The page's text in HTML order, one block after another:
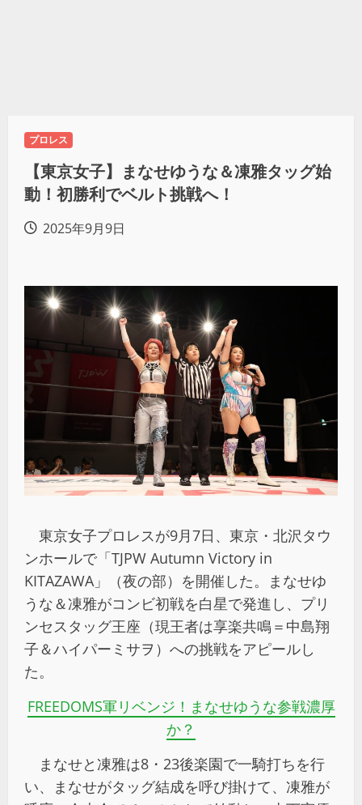
プロレス
【東京女子】まなせゆうな＆凍雅タッグ始
動！初勝利でベルト挑戦へ！
2025年9月9日
東京女子プロレスが9月7日、東京・北沢タウ
ンホールで「TJPW Autumn Victory in
KITAZAWA」（夜の部）を開催した。まなせゆ
うな＆凍雅がコンビ初戦を白星で発進し、プリ
ンセスタッグ王座（現王者は享楽共鳴＝中島翔
子＆ハイパーミサヲ）への挑戦をアピールし
た。
FREEDOMS軍リベンジ！まなせゆうな参戦濃厚
か？
まなせと凍雅は8・23後楽園で一騎打ちを行
い、まなせがタッグ結成を呼び掛けて、凍雅が